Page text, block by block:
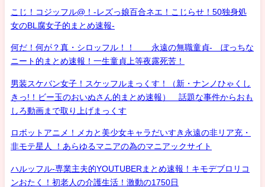
こじ！コジッフル@！-レズっ娘百合ネエ！こじらせ！50独身処
女のBL腐女子的まとめ速報-
何だ！何が？真・シロッフル！！ 永遠の無職童貞- ぼっちな
ニート的まとめ速報！一生童貞上等夜露死苦！
男装スケバン女子！スケッフルまっくす！（新・ナンノひゃくし
きっ!！ビー玉のおいぬさん的まとめ速報） 話題な事件からおも
しろ動画まで取り上げまっくす
ロボットアニメ！メカと美少女キャラだいすき永遠の非リア充・
非モテ星人 ！あらゆるマニアの為のマニアックサイト
ハルッフル-専業主夫的YOUTUBERまとめ速報！キモデブロリコ
ンおたく！初老人の介護生活！激動の1750日